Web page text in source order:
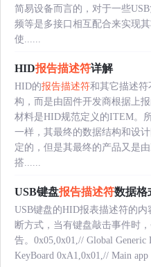
简易设备而言的，对于一些
频等是多接口相互配合来实现
使......
HID报告描述符详解
HID的报告描述符和其它描述
构，而是由固件开发商根据上
材料是HID规范定义的ITEM。
一样，其最终的数据结构和设
定的，但是其最终的产品又是
搭......
USB键盘报告描述符数据格
USB键盘的HID报表描述符的
断方式，当有键盘敲击事件时
告。0x05,0x01,// Global Generic
KeyBoard 0xA1,0x01,// Main